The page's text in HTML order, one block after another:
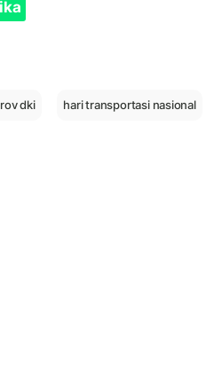
dki hari transportasi nasional